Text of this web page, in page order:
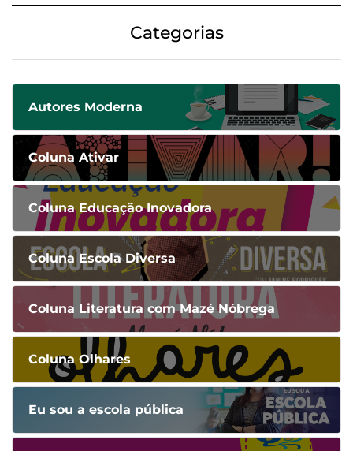
Categorias
Autores Moderna
Coluna Ativar
Coluna Educação Inovadora
Coluna Escola Diversa
Coluna Literatura com Mazé Nóbrega
Coluna Olhares
Eu sou a escola pública